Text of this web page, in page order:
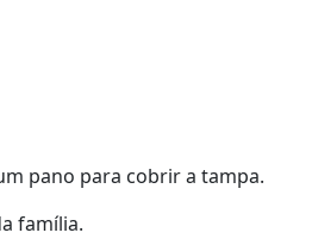
pano para cobrir a tampa.
família.